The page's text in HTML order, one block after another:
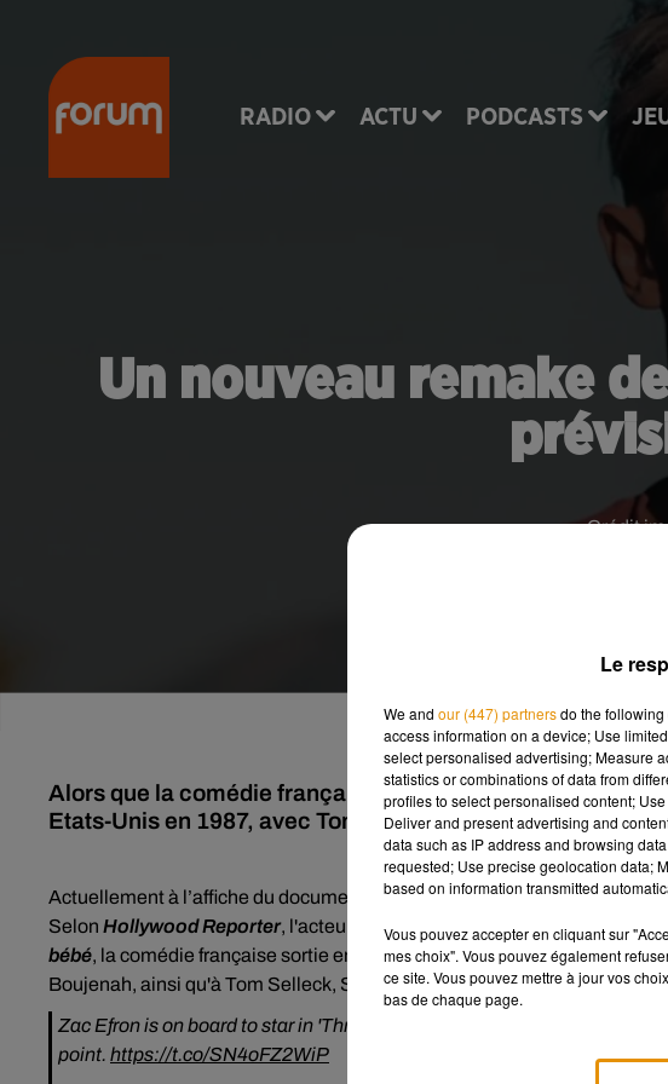
RADIO ACTU PODCASTS
Un nouveau remake
Crédit
Alors que la comédie française "Trois hommes et un
Etats-Unis en 1987, avec Tom Selleck, un autre remake
Actuellement à l’affiche du documentaireDown to Earth surNetflix, Zac
Selon Hollywood Reporter, l'acteur de 32 ans sera prochainement au
bébé, la comédie française sortie en 1987. Ce long-métrage succédera
Boujenah, ainsi qu'à Tom Selleck, Steve Guttenberg, et Ted Danson.
Zac Efron is on board to star in 'Three Men and a Baby,' intended for
point. https://t.co/SN4oFZ2WiP
Le
We and our (447) partnersdo the
access information on a device; Use
select personalised advertising; Measure
statistics or combinations of data from
profiles to select personalised content;
Deliver and present advertising and
data such as IP address and browsing
requested; Use precise geolocation data;
based on information transmitted
Vous pouvez accepter en cliquant sur
mes choix". Vous pouvez également
ce site. Vous pouvez mettre à jour vos
bas de chaque page.